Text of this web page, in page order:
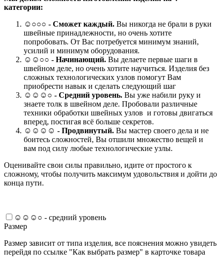
категории:
☺ ○○○ - Сможет каждый. Вы никогда не брали в руки
швейные принадлежности, но очень хотите
попробовать. От Вас потребуется минимум знаний,
усилий и минимум оборудования.
☺☺○○ - Начинающий. Вы делаете первые шаги в
швейном деле, но очень хотите научиться. Изделия без
сложных технологических узлов помогут Вам
приобрести навык и сделать следующий шаг
☺☺☺○ - Средний уровень. Вы уже набили руку и
знаете толк в швейном деле. Пробовали различные
техники обработки швейных узлов и готовы двигаться
вперед, постигая всё больше секретов.
☺☺☺☺ - Продвинутый. Вы мастер своего дела и не
боитесь сложностей, Вы отшили множество вещей и
вам под силу любые технологические узлы.
Оценивайте свои силы правильно, идите от простого к
сложному, чтобы получить максимум удовольствия и дойти до
конца пути.
☺☺☺○ - средний уровень
Размер
Размер зависит от типа изделия, все пояснения можно увидеть
перейдя по ссылке "Как выбрать размер" в карточке товара